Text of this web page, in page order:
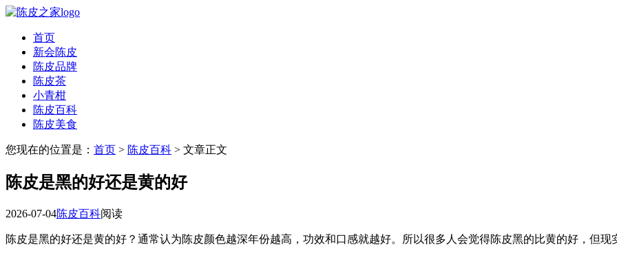
首页
新会陈皮
陈皮品牌
陈皮茶
小青柑
陈皮百科
陈皮美食
您现在的位置是： 首页 > 陈皮百科 > 文章正文
陈皮是黑的好还是黄的好
2026-07-04陈皮百科阅读
陈皮是黑的好还是黄的好？通常认为陈皮颜色越深年份越高，功效和口感就越好。所以很多人会觉得陈皮黑的比黄的好，但现